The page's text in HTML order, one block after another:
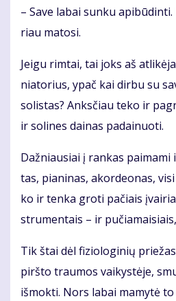
– Sa­ve la­bai sun­ku
riau ma­to­si.
Jei­gu rim­tai, tai joks aš
nia­to­rius, ypač kai dir­bu su
so­lis­tas? Anks­čiau te­ko ir
ir so­li­nes dai­nas pa­dai­nuo­ti.
Daž­niau­siai į ran­kas
tas, pia­ni­nas, akor­de­o­nas,
ko ir ten­ka gro­ti pa­čiais
stru­men­tais – ir
Tik štai dėl fi­zio­lo­gi­nių
pirš­to trau­mos vai­kys­tė­je,
iš­mok­ti. Nors la­bai ma­my­tė